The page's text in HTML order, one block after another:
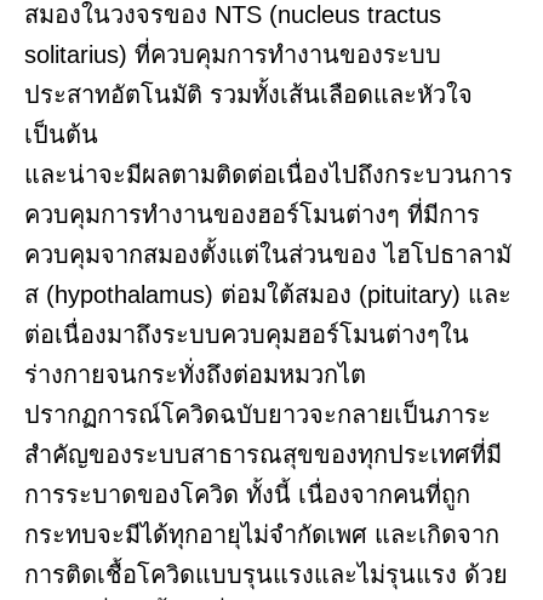
สมองในวงจรของ NTS (nucleus tractus
solitarius) ที่ควบคุมการทำงานของระบบ
ประสาทอัตโนมัติ รวมทั้งเส้นเลือดและหัวใจ
เป็นต้น
และน่าจะมีผลตามติดต่อเนื่องไปถึงกระบวนการ
ควบคุมการทำงานของฮอร์โมนต่างๆ ที่มีการ
ควบคุมจากสมองตั้งแต่ในส่วนของ ไฮโปธาลามั
ส (hypothalamus) ต่อมใต้สมอง (pituitary) และ
ต่อเนื่องมาถึงระบบควบคุมฮอร์โมนต่างๆใน
ร่างกายจนกระทั่งถึงต่อมหมวกไต
ปรากฏการณ์โควิดฉบับยาวจะกลายเป็นภาระ
สำคัญของระบบสาธารณสุขของทุกประเทศที่มี
การระบาดของโควิด ทั้งนี้ เนื่องจากคนที่ถูก
กระทบจะมีได้ทุกอายุไม่จำกัดเพศ และเกิดจาก
การติดเชื้อโควิดแบบรุนแรงและไม่รุนแรง ด้วย